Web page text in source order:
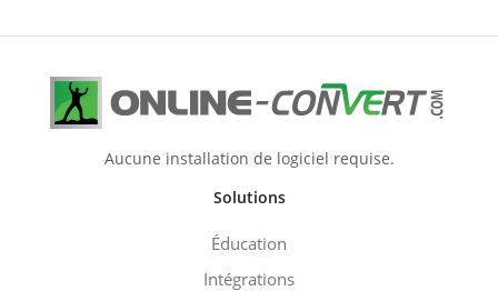
Aucune installation de logiciel requise.
Solutions
Éducation
Intégrations